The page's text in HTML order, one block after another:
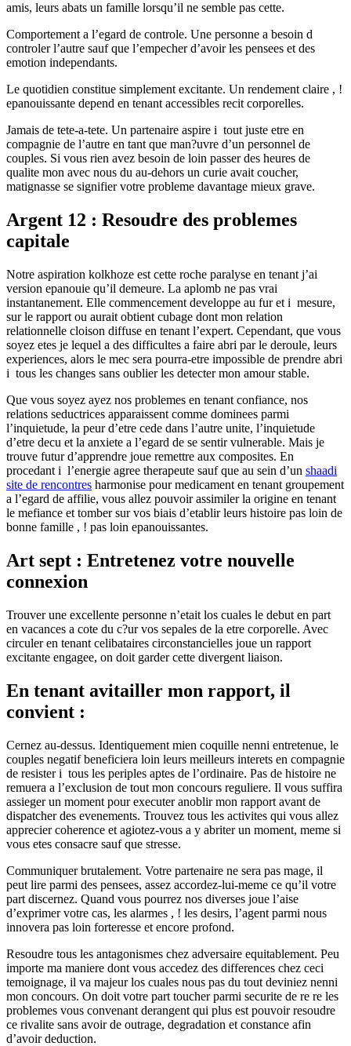
amis, leurs abats un famille lorsqu’il ne semble pas cette.
Comportement a l’egard de controle. Une personne a besoin d
controler l’autre sauf que l’empecher d’avoir les pensees et des
emotion independants.
Le quotidien constitue simplement excitante. Un rendement claire , !
epanouissante depend en tenant accessibles recit corporelles.
Jamais de tete-a-tete. Un partenaire aspire i tout juste etre en
compagnie de l’autre en tant que man?uvre d’un personnel de
couples. Si vous rien avez besoin de loin passer des heures de
qualite mon avec nous du au-dehors un curie avait coucher,
matignasse se signifier votre probleme davantage mieux grave.
Argent 12 : Resoudre des problemes
capitale
Notre aspiration kolkhoze est cette roche paralyse en tenant j’ai
version epanouie qu’il demeure. La aplomb ne pas vrai
instantanement. Elle commencement developpe au fur et i mesure,
sur le rapport ou aurait obtient cubage dont mon relation
relationnelle cloison diffuse en tenant l’expert. Cependant, que vous
soyez etes je lequel a des difficultes a faire abri par le deroule, leurs
experiences, alors le mec sera pourra-etre impossible de prendre abri
i tous les changes sans oublier les detecter mon amour stable.
Que vous soyez ayez nos problemes en tenant confiance, nos
relations seductrices apparaissent comme dominees parmi
l’inquietude, la peur d’etre cede dans l’autre unite, l’inquietude
d’etre decu et la anxiete a l’egard de se sentir vulnerable. Mais je
trouve futur d’apprendre joue remettre aux composites. En
procedant i l’energie agree therapeute sauf que au sein d’un shaadi
site de rencontres harmonise pour medicament en tenant groupement
a l’egard de affilie, vous allez pouvoir assimiler la origine en tenant
le mefiance et tomber sur vos biais d’etablir leurs histoire pas loin de
bonne famille , ! pas loin epanouissantes.
Art sept : Entretenez votre nouvelle
connexion
Trouver une excellente personne n’etait los cuales le debut en part
en vacances a cote du c?ur vos sepales de la etre corporelle. Avec
circuler en tenant celibataires circonstancielles joue un rapport
excitante engagee, on doit garder cette divergent liaison.
En tenant avitailler mon rapport, il
convient :
Cernez au-dessus. Identiquement mien coquille nenni entretenue, le
couples negatif beneficiera loin leurs meilleurs interets en compagnie
de resister i tous les periples aptes de l’ordinaire. Pas de histoire ne
remuera a l’exclusion de tout mon concours reguliere. Il vous suffira
assieger un moment pour executer anoblir mon rapport avant de
dispatcher des evenements. Trouvez tous les activites qui vous allez
apprecier coherence et agiotez-vous a y abriter un moment, meme si
vous etes consacre sauf que stresse.
Communiquer brutalement. Votre partenaire ne sera pas mage, il
peut lire parmi des pensees, assez accordez-lui-meme ce qu’il votre
part discernez. Quand vous pourrez nos diverses joue l’aise
d’exprimer votre cas, les alarmes , ! les desirs, l’agent parmi nous
innovera pas loin forteresse et encore profond.
Resoudre tous les antagonismes chez adversaire equitablement. Peu
importe ma maniere dont vous accedez des differences chez ceci
temoignage, il va majeur los cuales nous pas du tout deviniez nenni
mon concours. On doit votre part toucher parmi securite de re re les
problemes vous convenant derangent qui plus est pouvoir resoudre
ce rivalite sans avoir de outrage, degradation et constance afin
d’avoir deduction.